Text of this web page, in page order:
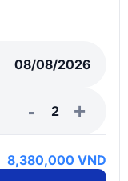
- +
8,380,000 VND